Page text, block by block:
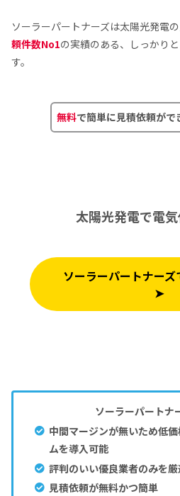
ソーラーパートナーズは太陽光発電
頼件数No1の実績のある、しっかり
す。
無料で簡単に見積依頼がで
太陽光発電で電気
ソーラーパートナー
➤
ソーラーパートナ
中間マージンが無いため低
ムを導入可能
評判のいい優良業者のみを
見積依頼が無料かつ簡単